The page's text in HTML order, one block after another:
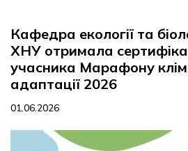
Кафедра екології та
ХНУ отримала
учасника Марафону
адаптації 2026
01.06.2026